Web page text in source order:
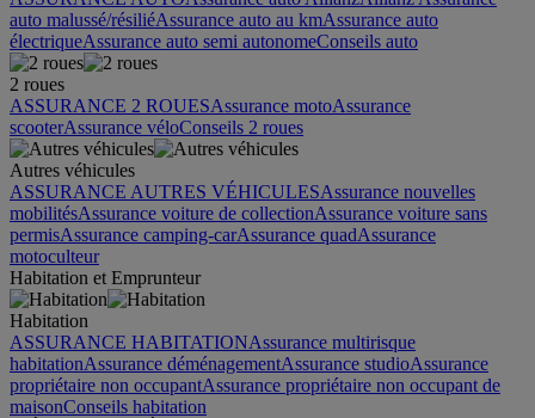
auto malussé/résiliéAssurance auto au kmAssurance auto
électriqueAssurance auto semi autonomeConseils auto
2 roues
ASSURANCE 2 ROUESAssurance motoAssurance
scooterAssurance véloConseils 2 roues
Autres véhicules
ASSURANCE AUTRES VÉHICULESAssurance nouvelles
mobilitésAssurance voiture de collectionAssurance voiture sans
permisAssurance camping-carAssurance quadAssurance
motoculteur
Habitation et Emprunteur
Habitation
ASSURANCE HABITATIONAssurance multirisque
habitationAssurance déménagementAssurance studioAssurance
propriétaire non occupantAssurance propriétaire non occupant de
maisonConseils habitation